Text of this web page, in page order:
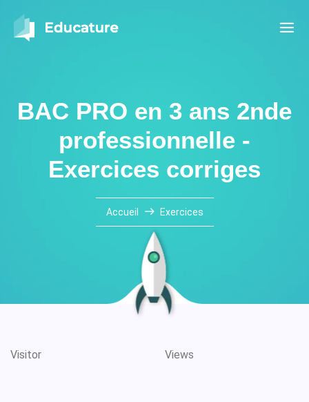
BAC PRO en 3 ans 2nde
professionnelle -
Exercices corriges
Accueil Exercices
Visitor Views